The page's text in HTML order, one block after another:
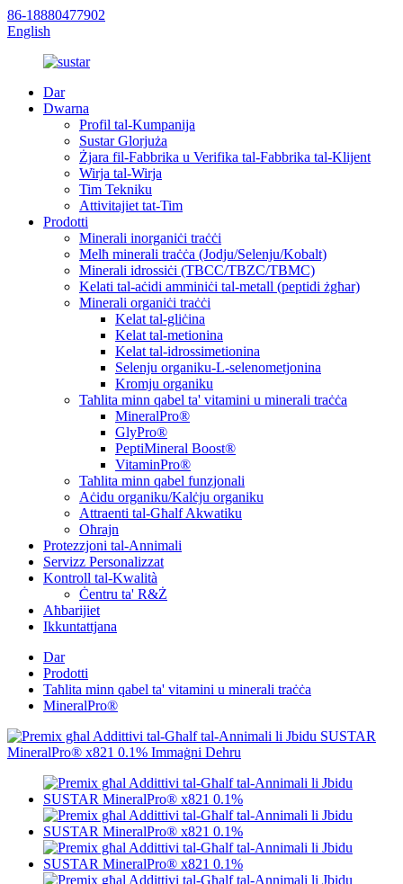
86-18880477902
English
Dar
Dwarna
Profil tal-Kumpanija
Sustar Glorjuża
Żjara fil-Fabbrika u Verifika tal-Fabbrika tal-Klijent
Wirja tal-Wirja
Tim Tekniku
Attivitajiet tat-Tim
Prodotti
Minerali inorganiċi traċċi
Melħ minerali traċċa (Jodju/Selenju/Kobalt)
Minerali idrossiċi (TBCC/TBZC/TBMC)
Kelati tal-aċidi amminiċi tal-metall (peptidi żgħar)
Minerali organiċi traċċi
Kelat tal-gliċina
Kelat tal-metionina
Kelat tal-idrossimetionina
Selenju organiku-L-selenometjonina
Kromju organiku
Taħlita minn qabel ta' vitamini u minerali traċċa
MineralPro®
GlyPro®
PeptiMineral Boost®
VitaminPro®
Taħlita minn qabel funzjonali
Aċidu organiku/Kalċju organiku
Attraenti tal-Għalf Akwatiku
Oħrajn
Protezzjoni tal-Annimali
Servizz Personalizzat
Kontroll tal-Kwalità
Ċentru ta' R&Ż
Aħbarijiet
Ikkuntattjana
Dar
Prodotti
Taħlita minn qabel ta' vitamini u minerali traċċa
MineralPro®